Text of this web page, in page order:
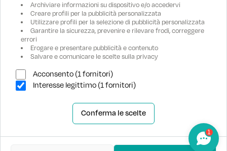
ASSISTENZA
AZIENDA
Automilano © 2025 Tutti i diritti riservati.
Archiviare informazioni su dispositivo e/o accedervi
Creare profili per la pubblicità personalizzata
Utilizzare profili per la selezione di pubblicità personalizzata
Garantire la sicurezza, prevenire e rilevare frodi, correggere
errori
Erogare e presentare pubblicità e contenuto
Salvare e comunicare le scelte sulla privacy
Acconsento (1 fornitori)
Interesse legittimo (1 fornitori)
Conferma le scelte
1